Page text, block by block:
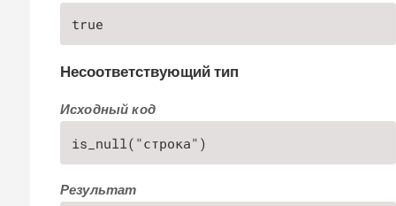
true
Несоответствующий тип
Исходный код
is_null("строка")
Результат